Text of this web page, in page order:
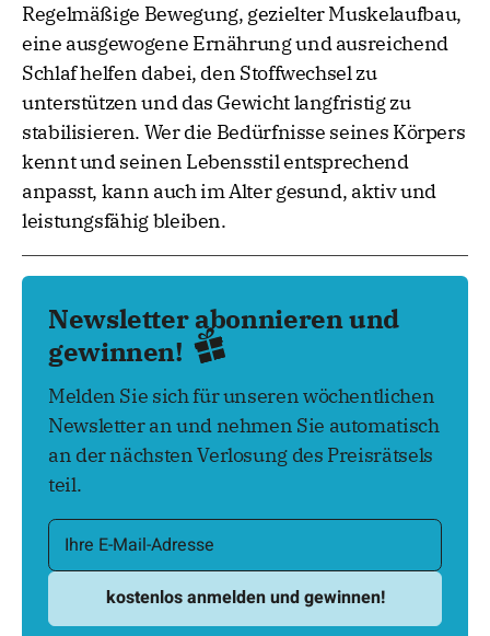
Regelmäßige Bewegung, gezielter Muskelaufbau,
eine ausgewogene Ernährung und ausreichend
Schlaf helfen dabei, den Stoffwechsel zu
unterstützen und das Gewicht langfristig zu
stabilisieren. Wer die Bedürfnisse seines Körpers
kennt und seinen Lebensstil entsprechend
anpasst, kann auch im Alter gesund, aktiv und
leistungsfähig bleiben.
Newsletter abonnieren und
gewinnen!
Melden Sie sich für unseren wöchentlichen
Newsletter an und nehmen Sie automatisch
an der nächsten Verlosung des Preisrätsels
teil.